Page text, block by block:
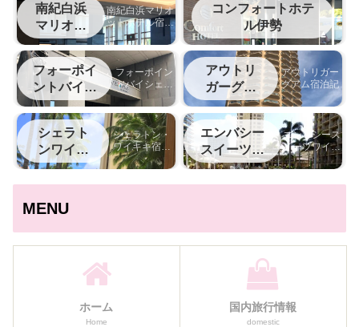
南紀白浜
マリオッ
ト
南紀白浜マリオ
ットホテル宿泊
記
コンフォートホテ
ル伊勢
フォーポイ
ントバイシ
ェラトン中
部国際空港
フォーポイン
トバイシェラ
トン名古屋中
部国際空港宿
泊記
アウトリ
ガーグア
ム
アウトリガー
グアム宿泊記
シェラト
ンワイキ
キ
シェラトン・
ワイキキ宿泊
記
エンバシー
スイーツワ
イキキ
エンバシース
イーツワイキ
キ宿泊記
MENU
ホーム
Home
国内旅行情報
domestic